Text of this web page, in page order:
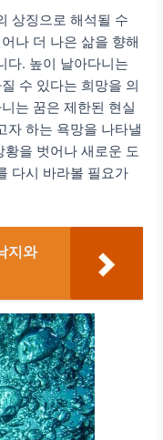
상징으로 해석될 수
나 더 나은 삶을 향해
다. 높이 날아다니는
수 있다는 희망을 의
는 꿈은 제한된 현실
자 하는 욕망을 나타낼
을 벗어나 새로운 도
다시 바라볼 필요가
지와